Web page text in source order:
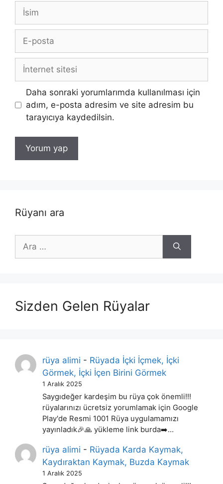
İsim
posta
İnternet
Daha sonraki yorumlarımda kullanılması için
adım, e-posta adresim ve site adresim bu
tarayıcıya kaydedilsin.
Rüyanı ara
ara
Sizden Gelen Rüyalar
rüya alimi - Rüyada İçki İçmek, İçki
Görmek, İçki İçen Birini Görmek
1 Aralık 2025
Saygıdeğer kardeşim bu rüya çok önemli!!!
rüyalarınızı ücretsiz yorumlamak için Google
Play'de Resmi 1001 Rüya uygulamamızı
yayınladık🎉🙏 yükleme link burda➡️…
rüya alimi - Rüyada Karda Kaymak,
Kaydıraktan Kaymak, Buzda Kaymak
1 Aralık 2025